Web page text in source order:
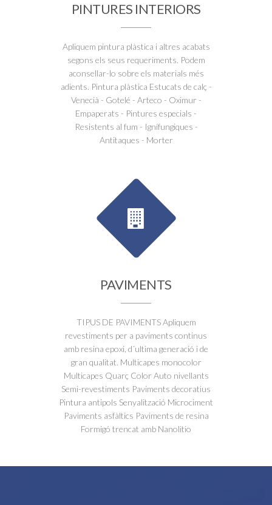
PINTURES INTERIORS
Apliquem pintura plàstica i altres acabats
segons els seus requeriments. Podem
aconsellar-lo sobre els materials més
adients. Pintura plàstica Estucats de calç -
Venecià - Gotelé - Arteco - Oximur -
Empaperats - Pintures especials -
Resistents al fum - Ignífungiques -
Antitaques - Morter
PAVIMENTS
TIPUS DE PAVIMENTS Apliquem
revestiments per a paviments continus
amb resina epoxi, d´ultima generació i de
gran qualitat. Multicapes monocolor
Multicapes Quarç Color Auto nivellants
Semi-revestiments Paviments decoratius
Pintura antipols Senyalització Microciment
Paviments asfàltics Paviments de resina
Formigó trencat amb Nanolitio